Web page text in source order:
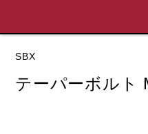
データを準
SBX
テーパーボルト